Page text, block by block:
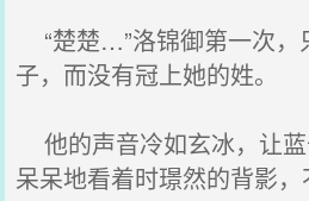
“楚楚…”洛锦御第一次，
子，而没有冠上她的姓。
他的声音冷如玄冰，让
呆呆地看着时璟然的背影